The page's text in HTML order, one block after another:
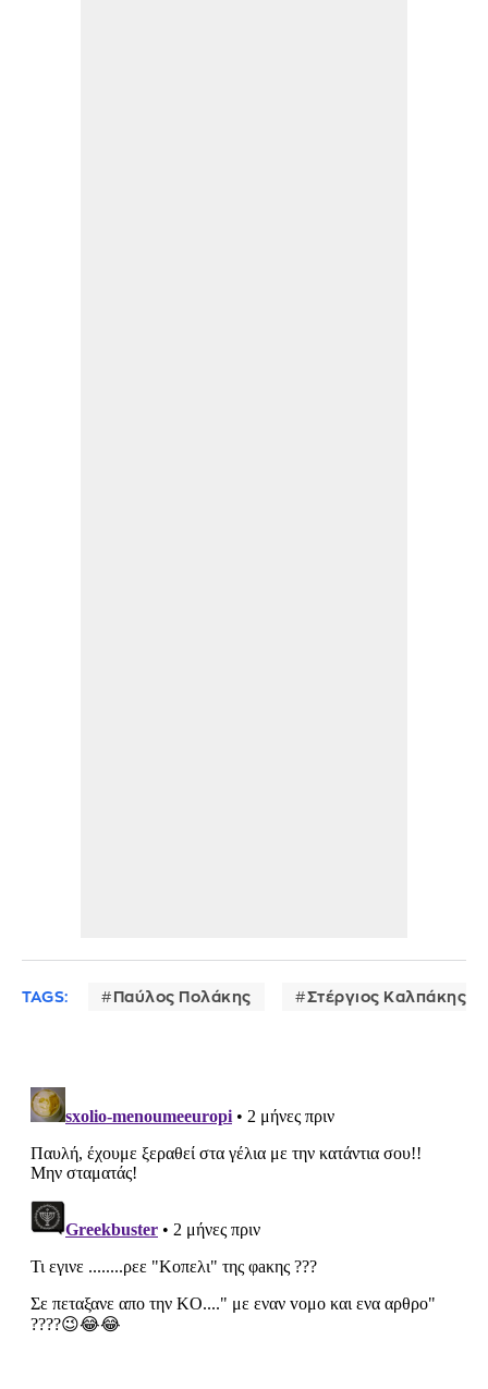
TAGS: Παύλος Πολάκης Στέργιος Καλπάκης